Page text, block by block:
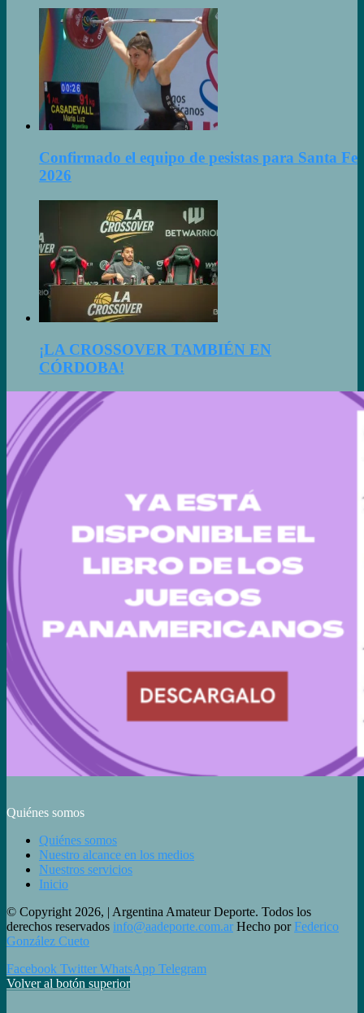
Confirmado el equipo de pesistas para Santa Fe
2026
¡LA CROSSOVER TAMBIÉN EN
CÓRDOBA!
Quiénes somos
Quiénes somos
Nuestro alcance en los medios
Nuestros servicios
Inicio
© Copyright 2026, | Argentina Amateur Deporte. Todos los
derechos reservados info@aadeporte.com.ar Hecho por Federico
González Cueto
Facebook Twitter WhatsApp Telegram
Volver al botón superior